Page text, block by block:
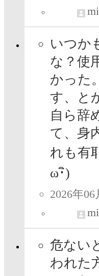
いつか
な？使
かった
す、と
自ら辞
て、身
れも有
ω･ิ)
2026年06
危ない
われた